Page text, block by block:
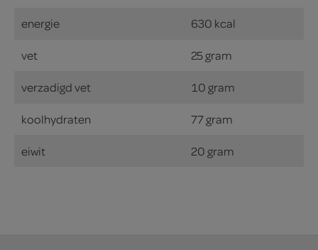
energie 630 kcal
vet 25 gram
verzadigd vet 10 gram
koolhydraten 77 gram
eiwit 20 gram